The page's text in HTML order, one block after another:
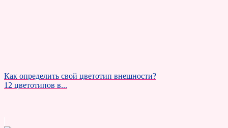
Как определить свой цветотип внешности?
12 цветотипов в...